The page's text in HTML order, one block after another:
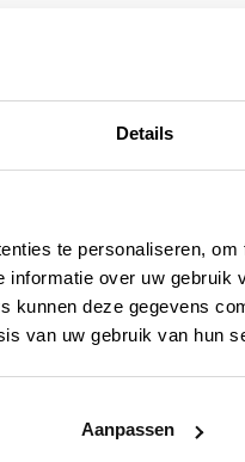
Details
te personaliseren,
over uw
kunnen deze gegevens
van uw gebruik van hun
Aanpassen
visie op de orde van het heil,
uitdrukkingen die een